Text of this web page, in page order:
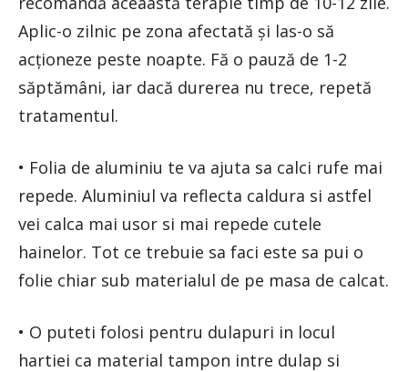
Aplic-o zilnic pe zona afectată și las-o să
acționeze peste noapte. Fă o pauză de 1-2
săptămâni, iar dacă durerea nu trece, repetă
tratamentul.
• Folia de aluminiu te va ajuta sa calci rufe mai
repede. Aluminiul va reflecta caldura si astfel
vei calca mai usor si mai repede cutele
hainelor. Tot ce trebuie sa faci este sa pui o
folie chiar sub materialul de pe masa de calcat.
• O puteti folosi pentru dulapuri in locul
hartiei ca material tampon intre dulap si